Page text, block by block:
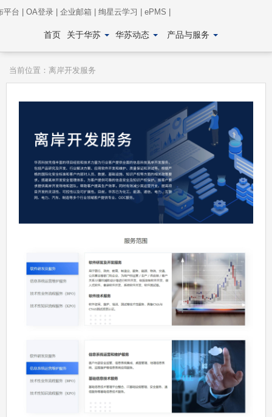
平台 OA登录| 企业邮箱 绚星云学习 ePMS
首页 关于华苏 华苏动态 产品与服务
当前位置： 离岸开发服务